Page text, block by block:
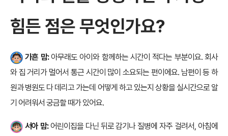
힘든 점은 무엇인가요?
가흔 맘:아무래도 아이와 함께하는 시간이 적다는 부분이요. 회사
와 집 거리가 멀어서 통근 시간이 많이 소요되는 편이에요. 남편이 등 하
원과 병원도 다 데리고 가는데 어떻게 하고 있는지 상황을 실시간으로 알
기 어려워서 궁금할 때가 있어요.
서아 맘:어린이집을 다닌 뒤로 감기나 질병에 자주 걸려서, 아침에